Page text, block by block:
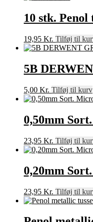
10 stk. Penol
19,95 Kr. Tilføj til
5B
5,00 Kr. Tilføj til kurv
0,50mm
23,95 Kr. Tilføj til
0,20mm
23,95 Kr. Tilføj til